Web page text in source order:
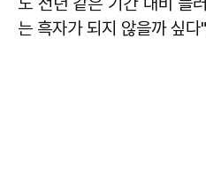
는 흑자가 되지 않을까 싶